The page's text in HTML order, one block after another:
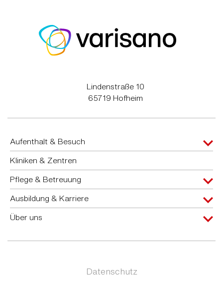
Lindenstraße 10
65719 Hofheim
Aufenthalt & Besuch
Kliniken & Zentren
Pflege & Betreuung
Ausbildung & Karriere
Über uns
Datenschutz